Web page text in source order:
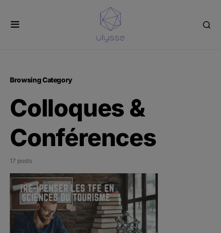
Panneau de gestion des cookies
Browsing Category
Colloques &
Conférences
17 posts